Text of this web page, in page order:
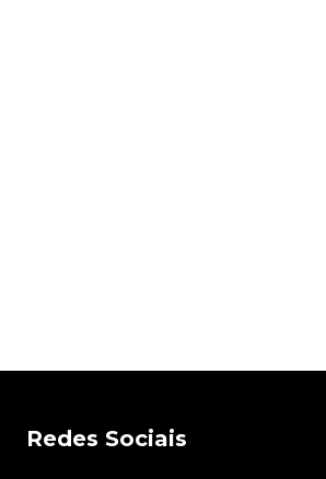
Redes Sociais